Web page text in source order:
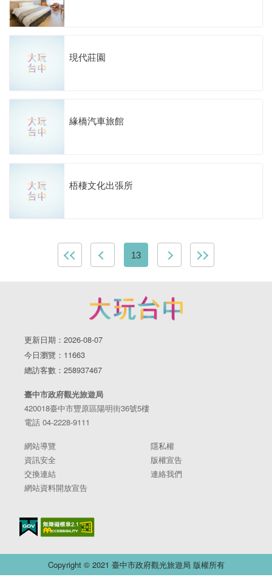
現代莊園
緣橋汽車旅館
梧棲文化出張所
13
更新日期：2026-08-07
今日瀏覽：11663
總訪客數：258937467
臺中市政府觀光旅遊局
420018臺中市豐原區陽明街36號5樓
電話 04-2228-9111
網站導覽
隱私權
資訊安全
版權宣告
交換連結
連絡我們
網站資料開放宣告
Copyright © 2021 臺中市政府觀光旅遊局 版權所有